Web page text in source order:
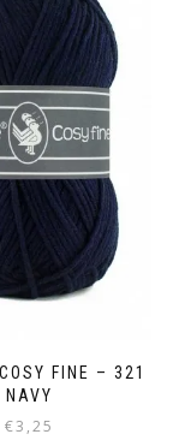
FINE – 321
NAVY
€3,25